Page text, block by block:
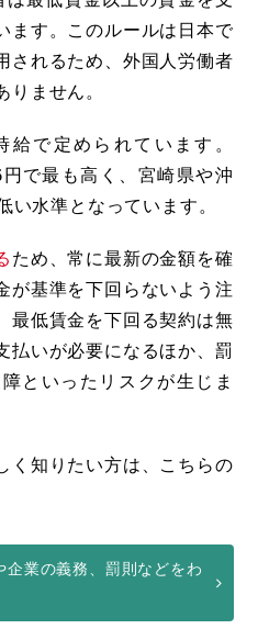
ます。このルールは日本で
されるため、外国人労働者
りません。
で定められています。
で最も高く、宮崎県や沖
い水準となっています。
ため、常に最新の金額を確
が基準を下回らないよう注
最低賃金を下回る契約は無
払いが必要になるほか、罰
といったリスクが生じま
く知りたい方は、こちらの
業の義務、罰則などをわ